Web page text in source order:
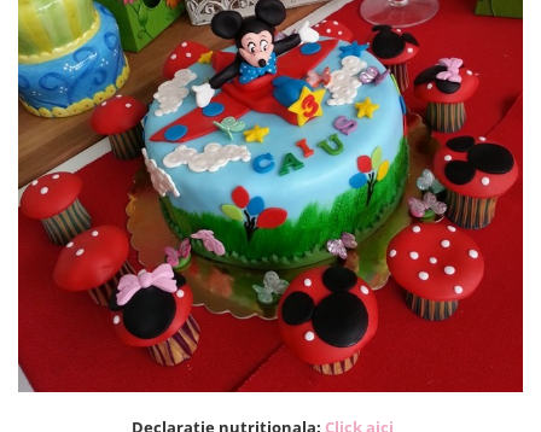
Torturi in frosting- crema pentru
baieti
Torturi cu flori
Tortulețe 1.7 kg - 2 kg
Declaratie nutritionala: Click aici